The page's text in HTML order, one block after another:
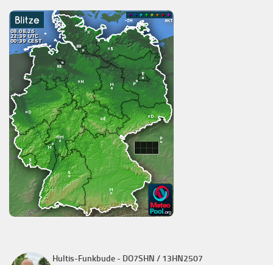
Hultis-Funkbude - DO7SHN / 13HN2507